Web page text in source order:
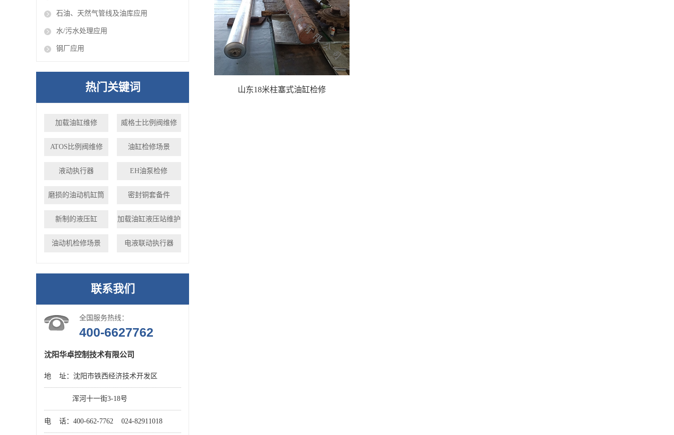
石油、天然气管线及油库应用
水/污水处理应用
钢厂应用
热门关键词
加载油缸维修 威格士比例阀维修
ATOS比例阀维修 油缸检修场景
液动执行器 EH油泵检修
磨损的油动机缸筒 密封铜套备件
新制的液压缸 加载油缸液压站维护
油动机检修场景 电液联动执行器
联系我们
全国服务热线：
400-6627762
沈阳华卓控制技术有限公司
地 址：沈阳市铁西经济技术开发区
浑河十一街3-18号
电 话：400-662-7762 024-82911018
山东18米柱塞式油缸检修